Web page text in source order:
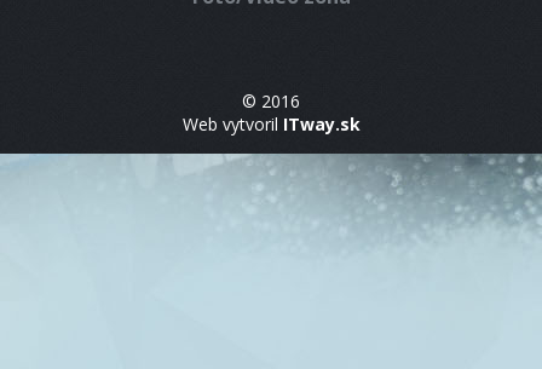
© 2016
Web vytvoril ITway.sk